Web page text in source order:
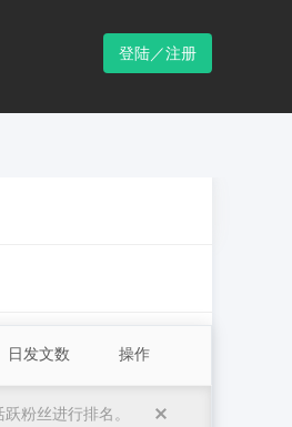
登陆／注册
日发文数 操作
粉丝进行排名。